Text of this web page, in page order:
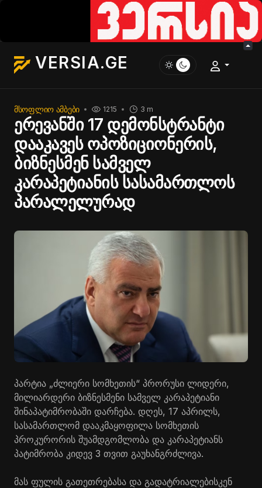
VERSIA.GE
ᲛᲡᲝᲤᲚᲘᲝ ᲐᲛᲑᲔᲑᲘ 3 m
1215
ერევანში 17 დემონსტრანტი
დააკავეს ოპოზიციონერის,
ბიზნესმენ სამველ
კარაპეტიანის სასამართლოს
პარალელურად
პარტია „ძლიერი სომხეთის“ პრორუსი ლიდერი,
მილიარდერი ბიზნესმენი სამველ კარაპეტიანი
შინაპატიმრობაში დარჩება. დღეს, 17 აპრილს,
სასამართლომ დააკმაყოფილა სომხეთის
პროკურორის შუამდგომლობა და კარაპეტიანს
პატიმრობა კიდევ 3 თვით გაუხანგრძლივა.
მას ფულის გათეთრებასა და გადატრიალებისკენ